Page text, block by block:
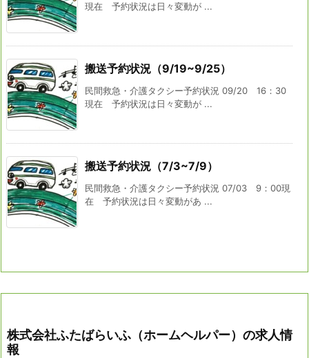
現在 予約状況は日々変動が ...
搬送予約状況（9/19~9/25）
民間救急・介護タクシー予約状況 09/20 16：30
現在 予約状況は日々変動が ...
搬送予約状況（7/3~7/9）
民間救急・介護タクシー予約状況 07/03 9：00現
在 予約状況は日々変動があ ...
株式会社ふたばらいふ（ホームヘルパー）の求人情
報